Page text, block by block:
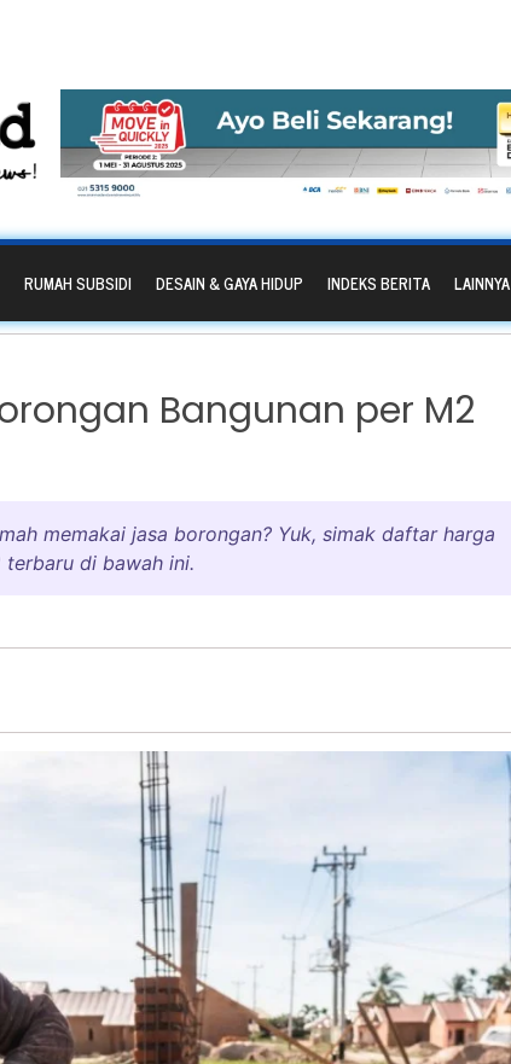
RUMAH SUBSIDI DESAIN & GAYA HIDUP INDEKS BERITA LAINNYA
Bangunan per M2
memakai jasa borongan? Yuk, simak daftar harga
di bawah ini.